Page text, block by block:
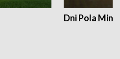
Dni Pola